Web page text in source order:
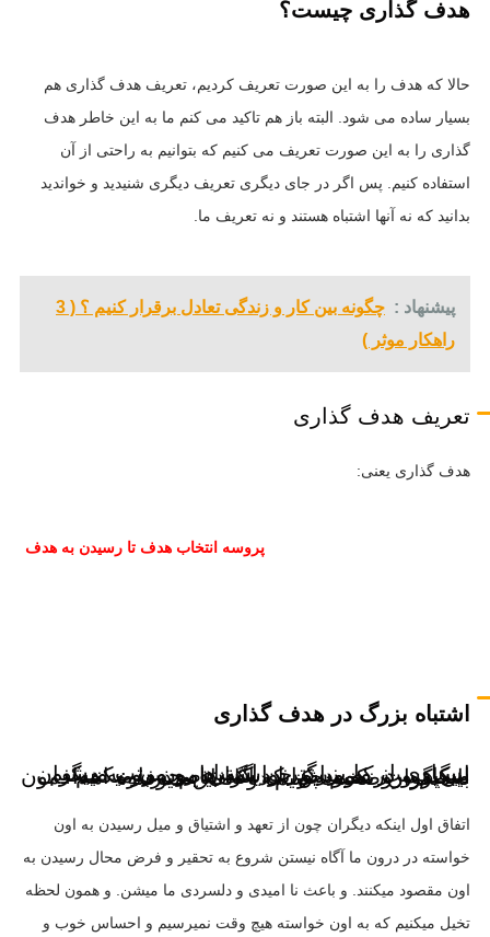
هدف گذاری چیست؟
حالا که هدف را به این صورت تعریف کردیم، تعریف هدف گذاری هم
بسیار ساده می شود. البته باز هم تاکید می کنم ما به این خاطر هدف
گذاری را به این صورت تعریف می کنیم که بتوانیم به راحتی از آن
استفاده کنیم. پس اگر در جای دیگری تعریف دیگری شنیدید و خواندید
بدانید که نه آنها اشتباه هستند و نه تعریف ما.
پیشنهاد :
چگونه بین کار و زندگی تعادل برقرار کنیم ؟ ( 3
راهکار موثر )
تعریف هدف گذاری
هدف گذاری یعنی:
پروسه انتخاب هدف تا رسیدن به هدف
اشتباه بزرگ در هدف گذاری
بسیاری از ما بزرگترین اشتباه رو مرتب میشیم این هست که میایم خواسته هامون رو به دیگران میگیم و در موردش با دیگران صحبت میکنیم اینکارو رو نکنیم چرا که اگه بیایم درباره اهدافمون با دیگران صحبت کنیم دو اتفاق میوفته:
اتفاق اول اینکه دیگران چون از تعهد و اشتیاق و میل رسیدن به اون
خواسته در درون ما آگاه نیستن شروع به تحقیر و فرض محال رسیدن به
اون مقصود میکنند. و باعث نا امیدی و دلسردی ما میشن. و همون لحظه
تخیل میکنیم که به اون خواسته هیچ وقت نمیرسیم و احساس خوب و